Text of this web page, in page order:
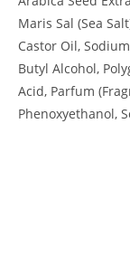
Maris Sal (Sea
Castor Oil,
Butyl Alcohol,
Acid, Parfum
Phenoxyethanol,